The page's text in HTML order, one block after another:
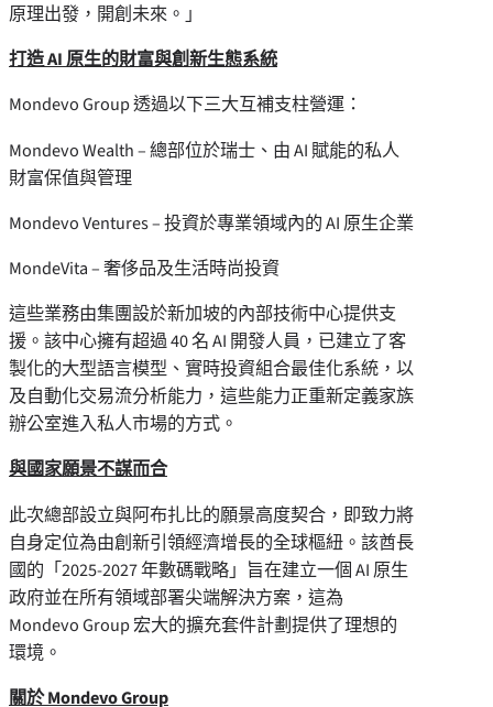
原理出發，開創未來。」
打造 AI 原生的財富與創新生態系統
Mondevo Group 透過以下三大互補支柱營運：
Mondevo Wealth – 總部位於瑞士、由 AI 賦能的私人
財富保值與管理
Mondevo Ventures – 投資於專業領域內的 AI 原生企業
MondeVita – 奢侈品及生活時尚投資
這些業務由集團設於新加坡的內部技術中心提供支
援。該中心擁有超過 40 名 AI 開發人員，已建立了客
製化的大型語言模型、實時投資組合最佳化系統，以
及自動化交易流分析能力，這些能力正重新定義家族
辦公室進入私人市場的方式。
與國家願景不謀而合
此次總部設立與阿布扎比的願景高度契合，即致力將
自身定位為由創新引領經濟增長的全球樞紐。該酋長
國的「2025-2027 年數碼戰略」旨在建立一個 AI 原生
政府並在所有領域部署尖端解決方案，這為
Mondevo Group 宏大的擴充套件計劃提供了理想的
環境。
關於 Mondevo Group